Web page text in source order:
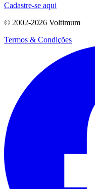
Cadastre-se aqui
© 2002-2026 Voltimum
Termos & Condições